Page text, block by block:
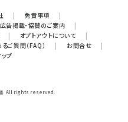
| 免責事項
|
広告掲載・協賛のご案内
|
| オプトアウトについて
|
るご質問（FAQ） | お問合せ
|
プ
. All rights reserved.